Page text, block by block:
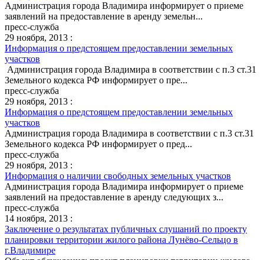
Администрация города Владимира информирует о приеме
заявлений на предоставление в аренду земельн...
пресс-служба
29 ноября, 2013 :
Информация о предстоящем предоставлении земельных
участков
Администрация города Владимира в соответствии с п.3 ст.31
Земельного кодекса РФ информирует о пре...
пресс-служба
29 ноября, 2013 :
Информация о предстоящем предоставлении земельных
участков
Администрация города Владимира в соответствии с п.3 ст.31
Земельного кодекса РФ информирует о пред...
пресс-служба
29 ноября, 2013 :
Информация о наличии свободных земельных участков
Администрация города Владимира информирует о приеме
заявлений на предоставление в аренду следующих з...
пресс-служба
14 ноября, 2013 :
Заключение о результатах публичных слушаний по проекту
планировки территории жилого района Лунёво-Сельцо в
г.Владимире